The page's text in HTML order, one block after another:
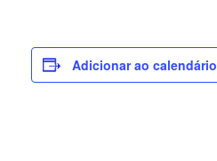
Adicionar ao calendário